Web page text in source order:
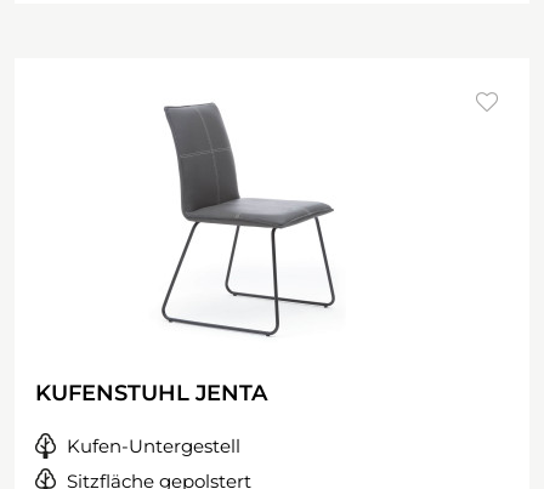
KUFENSTUHL JENTA
Kufen-Untergestell
Sitzfläche gepolstert